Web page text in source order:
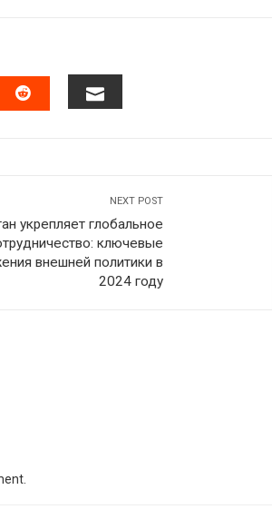
NEXT POST
укрепляет глобальное
ключевые
внешней политики в
2024 году